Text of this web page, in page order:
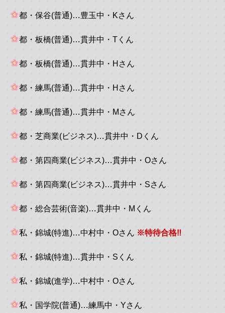
都・保谷(普通)…豊玉中・Kさん
都・板橋(普通)…貫井中・Tくん
都・板橋(普通)…貫井中・Hさん
都・練馬(普通)…貫井中・Hさん
都・練馬(普通)…貫井中・Mさん
都・芝商業(ビジネス)…貫井中・Dくん
都・第四商業(ビジネス)…貫井中・Oさん
都・第四商業(ビジネス)…貫井中・Sさん
都・総合芸術(音楽)…貫井中・Mくん
私・錦城(特進)…中村中・Oさん※特待合格‼
私・錦城(特進)…貫井中・Sくん
私・錦城(進学)…中村中・Oさん
私・国学院(普通)…練馬中・Yさん